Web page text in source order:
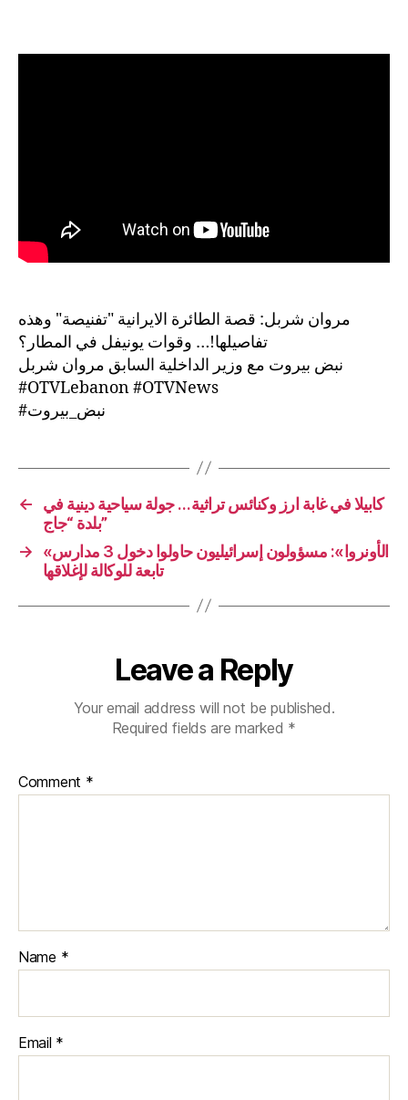
مروان شربل: قصة الطائرة الايرانية "تفنيصة" وهذه
تفاصيلها!… وقوات يونيفل في المطار؟
نبض بيروت مع وزير الداخلية السابق مروان شربل
#OTVLebanon #OTVNews
#نبض_بيروت
←
كابيلا في غابة ارز وكنائس تراثية… جولة سياحية دينية في
بلدة “جاج”
→
«الأونروا»: مسؤولون إسرائيليون حاولوا دخول 3 مدارس
تابعة للوكالة لإغلاقها
Leave a Reply
Your email address will not be published.
Required fields are marked *
Comment *
Name *
Email *